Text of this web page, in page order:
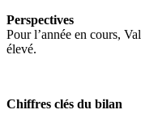
Perspectives
Pour l’année en cours,
élevé.
Chiffres clés du bilan